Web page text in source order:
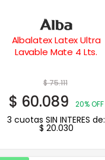
Albalatex Latex Ultra
Lavable Mate 4 Lts.
$75.111
$ 60.089 20% OFF
3 cuotas SIN INTERES de:
$ 20.030